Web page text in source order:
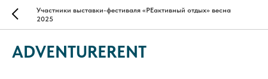
Участники выставки-фестиваля «РЕактивный отдых» весна
2025
ADVENTURERENT